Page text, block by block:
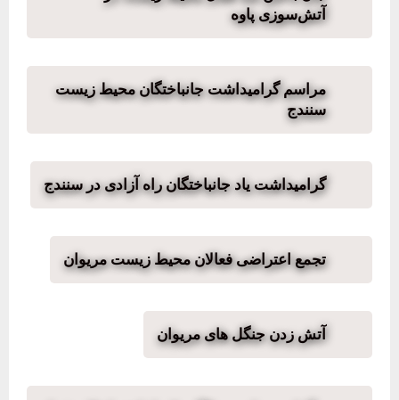
آتش‌سوزی پاوه
مراسم گرامیداشت جانباختگان محیط زیست
سنندج
گرامیداشت یاد جانباختگان راه آزادی در سنندج
تجمع اعتراضی فعالان محیط زیست مریوان
آتش زدن جنگل های مریوان